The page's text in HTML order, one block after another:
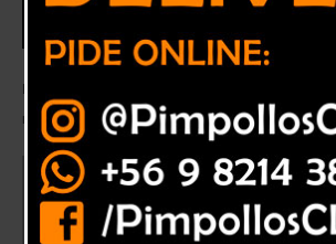
El nuevo jugador canario ex Rosario Central y
reforzar a los canarios.
¡BIENVENIDO, JUAN MANUEL GARCÍA! El
Rosario Central y Deportes Antofagasta, entre
Quillota y esta mañana se sumó a los